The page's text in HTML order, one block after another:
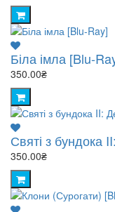
Біла імла [Blu-
350.00₴
Святі з бундока
350.00₴